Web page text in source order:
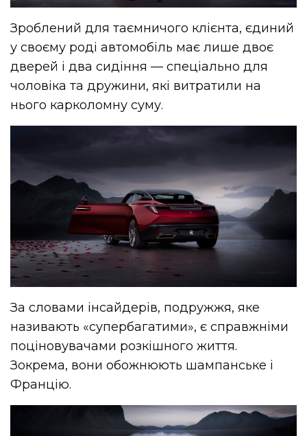
Зроблений для таємничого клієнта, єдиний
у своєму роді автомобіль має лише двоє
дверей і два сидіння — спеціально для
чоловіка та дружини, які витратили на
нього карколомну суму.
За словами інсайдерів, подружжя, яке
називають «супербагатими», є справжніми
поціновувачами розкішного життя.
Зокрема, вони обожнюють шампанське і
Францію.